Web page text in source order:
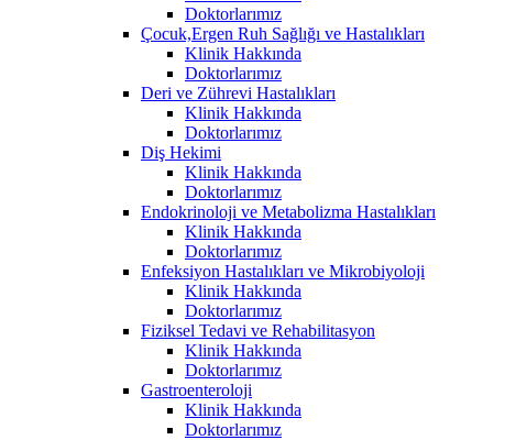
Doktorlarımız
Çocuk,Ergen Ruh Sağlığı ve Hastalıkları
Klinik Hakkında
Doktorlarımız
Deri ve Zührevi Hastalıkları
Klinik Hakkında
Doktorlarımız
Diş Hekimi
Klinik Hakkında
Doktorlarımız
Endokrinoloji ve Metabolizma Hastalıkları
Klinik Hakkında
Doktorlarımız
Enfeksiyon Hastalıkları ve Mikrobiyoloji
Klinik Hakkında
Doktorlarımız
Fiziksel Tedavi ve Rehabilitasyon
Klinik Hakkında
Doktorlarımız
Gastroenteroloji
Klinik Hakkında
Doktorlarımız